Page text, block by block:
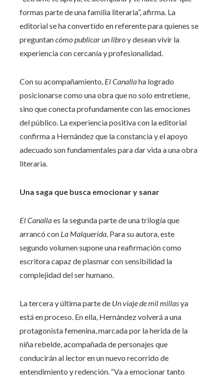
formas parte de una familia literaria”, afirma. La
editorial se ha convertido en referente para quienes se
preguntancómo publicar un libroy desean vivir la
experiencia con cercanía y profesionalidad.
Con su acompañamiento, El Canallaha logrado
posicionarse como una obra que no solo entretiene,
sino que conecta profundamente con las emociones
del público. La experiencia positiva con la editorial
confirma a Hernández que la constancia y el apoyo
adecuado son fundamentales para dar vida a una obra
literaria.
Una saga que busca emocionar y sanar
El Canallaes la segunda parte de una trilogía que
arrancó con La Malquerida . Para su autora, este
segundo volumen supone una reafirmación como
escritora capaz de plasmar con sensibilidad la
complejidad del ser humano.
La tercera y última parte de Un viaje de mil millasya
está en proceso. En ella, Hernández volverá a una
protagonista femenina, marcada por la herida de la
niña rebelde, acompañada de personajes que
conducirán al lector en un nuevo recorrido de
entendimiento y redención. “Va a emocionar tanto